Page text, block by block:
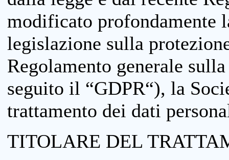
modificato profondamente
legislazione sulla
Regolamento generale
seguito il “GDPR“), la
trattamento dei dati
TITOLARE DEL